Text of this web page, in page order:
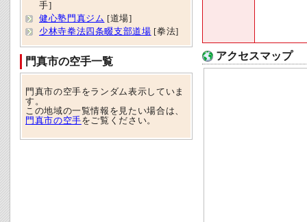
アクセスマップ
手]
健心塾門真ジム [道場]
少林寺拳法四条畷支部道場 [拳法]
門真市の空手一覧
門真市の空手をランダム表示していま
す。
この地域の一覧情報を見たい場合は、
門真市の空手をご覧ください。